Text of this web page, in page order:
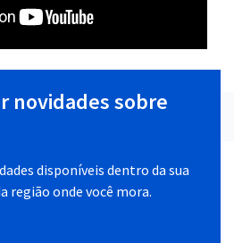
novidades sobre
disponíveis dentro da sua
região onde você mora.